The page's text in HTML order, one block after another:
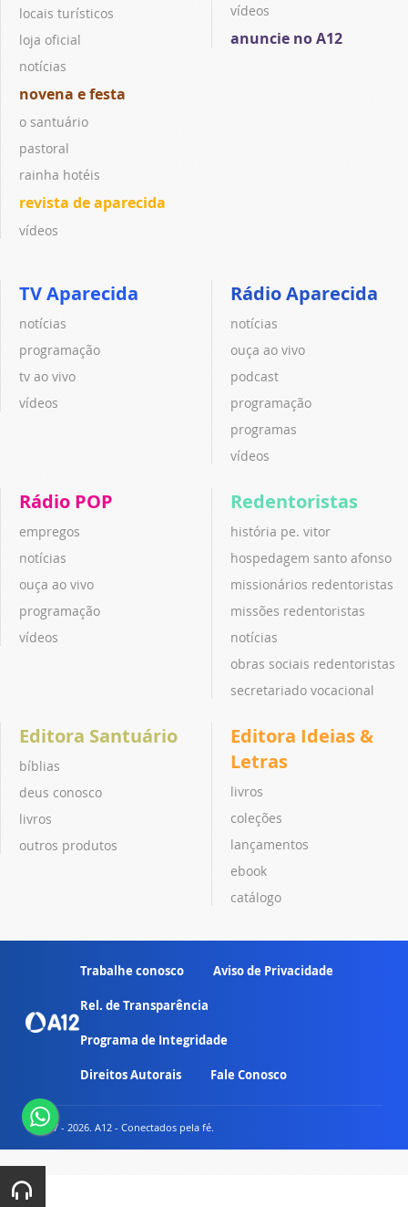
locais turísticos
loja oficial
notícias
novena e festa
o santuário
pastoral
rainha hotéis
revista de aparecida
vídeos
vídeos
anuncie no A12
TV Aparecida
notícias
programação
tv ao vivo
vídeos
Rádio Aparecida
notícias
ouça ao vivo
podcast
programação
programas
vídeos
Rádio POP
empregos
notícias
ouça ao vivo
programação
vídeos
Redentoristas
história pe. vitor
hospedagem santo afonso
missionários redentoristas
missões redentoristas
notícias
obras sociais redentoristas
secretariado vocacional
Editora Santuário
bíblias
deus conosco
livros
outros produtos
Editora Ideias &
Letras
livros
coleções
lançamentos
ebook
catálogo
Trabalhe conosco Aviso de Privacidade
Rel. de Transparência
Programa de Integridade
Direitos Autorais Fale Conosco
© 2007 - 2026. A12 - Conectados pela fé.